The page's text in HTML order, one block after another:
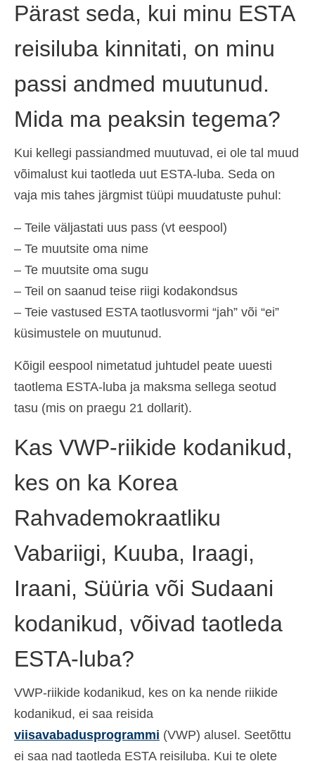
Pärast seda, kui minu ESTA
reisiluba kinnitati, on minu
passi andmed muutunud.
Mida ma peaksin tegema?
Kui kellegi passiandmed muutuvad, ei ole tal muud
võimalust kui taotleda uut ESTA-luba. Seda on
vaja mis tahes järgmist tüüpi muudatuste puhul:
– Teile väljastati uus pass (vt eespool)
– Te muutsite oma nime
– Te muutsite oma sugu
– Teil on saanud teise riigi kodakondsus
– Teie vastused ESTA taotlusvormi “jah” või “ei”
küsimustele on muutunud.
Kõigil eespool nimetatud juhtudel peate uuesti
taotlema ESTA-luba ja maksma sellega seotud
tasu (mis on praegu 21 dollarit).
Kas VWP-riikide kodanikud,
kes on ka Korea
Rahvademokraatliku
Vabariigi, Kuuba, Iraagi,
Iraani, Süüria või Sudaani
kodanikud, võivad taotleda
ESTA-luba?
VWP-riikide kodanikud, kes on ka nende riikide
kodanikud, ei saa reisida
viisavabadusprogrammi (VWP) alusel. Seetõttu
ei saa nad taotleda ESTA reisiluba. Kui te olete